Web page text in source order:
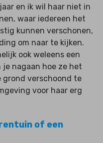
en ik wil haar niet in
waar iedereen het
kunnen verschonen,
om naar te kijken.
ook weleens een
nagaan hoe ze het
verschoond te
voor haar erg
of een